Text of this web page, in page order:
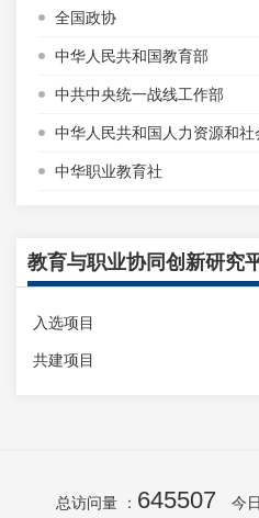
全国政协
中华人民共和国教育部
中共中央统一战线工作部
中华人民共和国人力资源和社
中华职业教育社
教育与职业协同创新研究
入选项目
共建项目
总访问量 ： 645507 今